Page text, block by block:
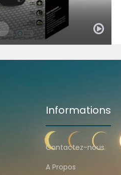
Informations
Contactez-nous
A Propos